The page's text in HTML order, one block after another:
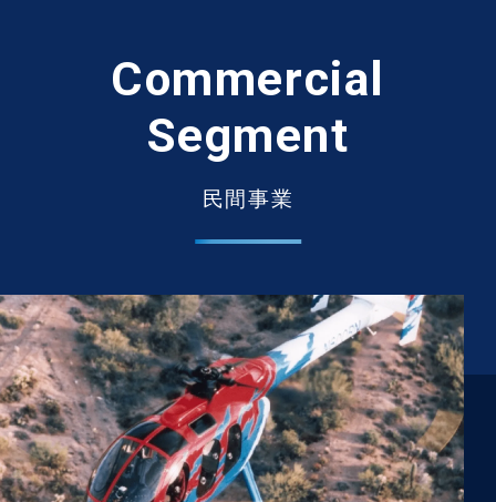
Commercial
Segment
民間事業